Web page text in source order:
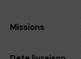
Missions